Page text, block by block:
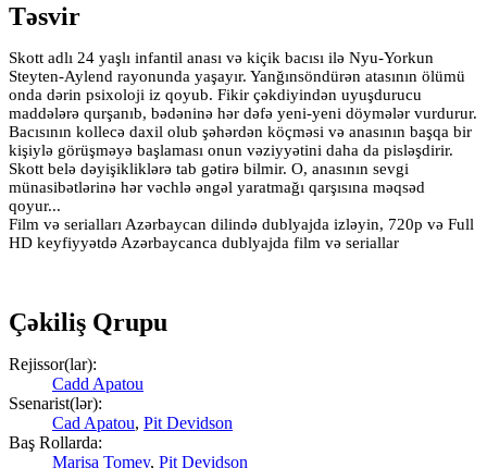
Təsvir
Skott adlı 24 yaşlı infantil anası və kiçik bacısı ilə Nyu-Yorkun
Steyten-Aylend rayonunda yaşayır. Yanğınsöndürən atasının ölümü
onda dərin psixoloji iz qoyub. Fikir çəkdiyindən uyuşdurucu
maddələrə qurşanıb, bədəninə hər dəfə yeni-yeni döymələr vurdurur.
Bacısının kollecə daxil olub şəhərdən köçməsi və anasının başqa bir
kişiylə görüşməyə başlaması onun vəziyyətini daha da pisləşdirir.
Skott belə dəyişikliklərə tab gətirə bilmir. O, anasının sevgi
münasibətlərinə hər vəchlə əngəl yaratmağı qarşısına məqsəd
qoyur...
Film və serialları Azərbaycan dilində dublyajda izləyin, 720p və Full
HD keyfiyyətdə Azərbaycanca dublyajda film və seriallar
Çəkiliş Qrupu
Rejissor(lar):
Cadd Apatou
Ssenarist(lər):
Cad Apatou, Pit Devidson
Baş Rollarda:
Marisa Tomey, Pit Devidson